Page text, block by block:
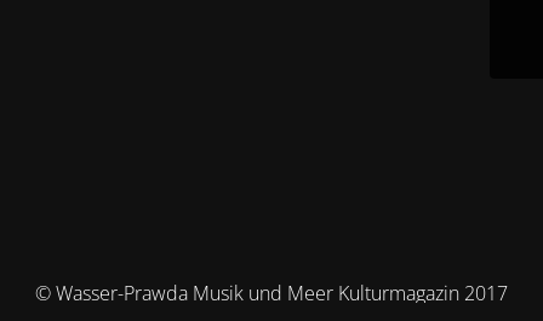
© Wasser-Prawda Musik und Meer Kulturmagazin 2017